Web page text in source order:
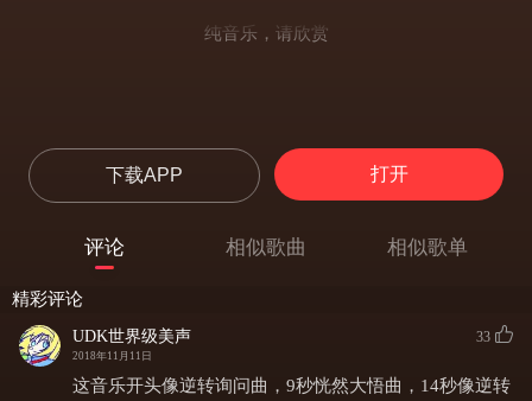
纯音乐，请欣赏
下载APP 打开
评论 相似歌曲 相似歌单
精彩评论
UDK世界级美声
2018年11月11日
33
这音乐开头像逆转询问曲，9秒恍然大悟曲，14秒像逆转